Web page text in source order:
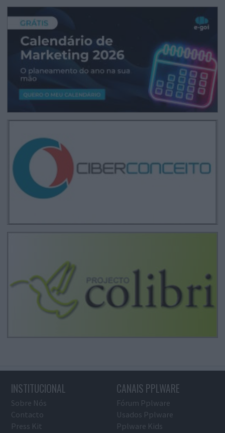
INSTITUCIONAL
Sobre Nós
Contacto
Press Kit
CANAIS PPLWARE
Fórum Pplware
Usados Pplware
Pplware Kids